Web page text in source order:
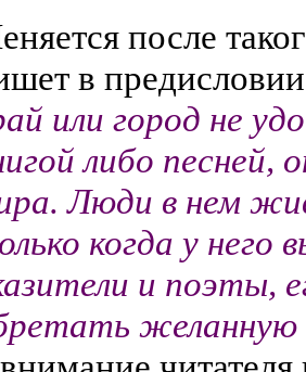
после
в
или город не
либо песней,
Люди в нем
когда у
и поэты,
желанную